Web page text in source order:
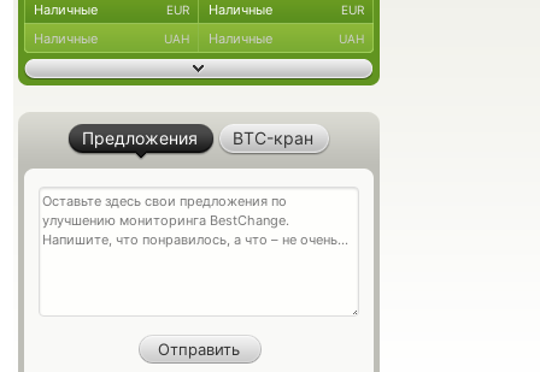
Наличные EUR Наличные EUR
Наличные UAH Наличные UAH
Предложения BTC-кран